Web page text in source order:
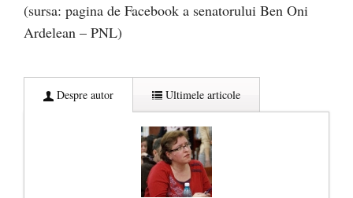
(sursa: pagina de Facebook a senatorului Ben Oni
Ardelean – PNL)
Despre autor Ultimele articole